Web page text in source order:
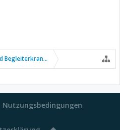
Begleiterkrankungen
Nutzungsbedingungen